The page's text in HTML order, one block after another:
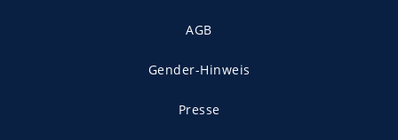
AGB
Gender-Hinweis
Presse